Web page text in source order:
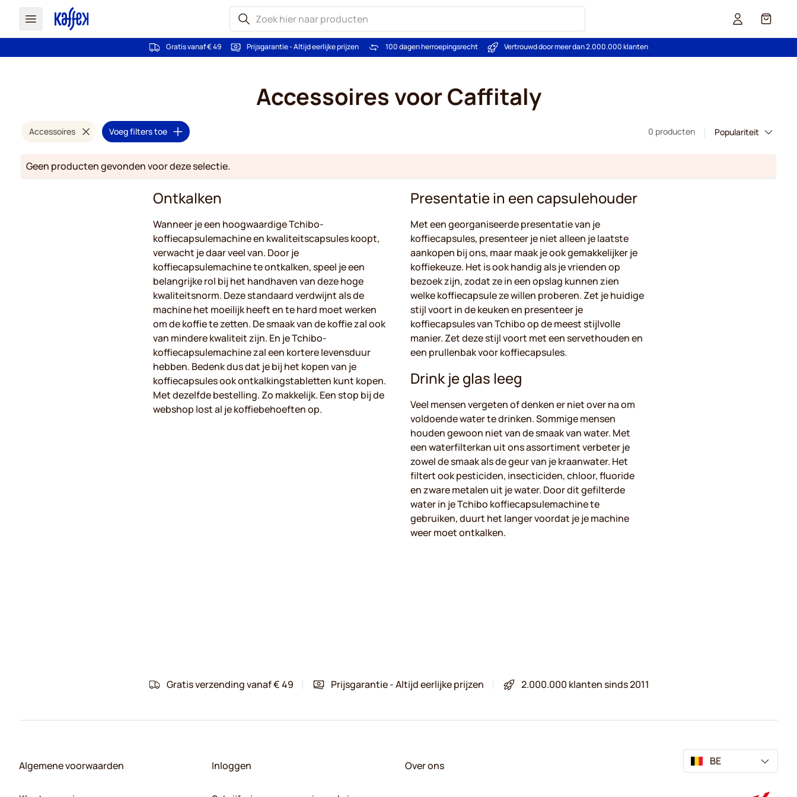
Cart
Gratis vanaf € 49 Prijsgarantie - Altijd eerlijke prijzen 100 dagen herroepingsrecht Vertrouwd door meer dan 2.000.000 klanten
Accessoires voor Caffitaly
Accessoires Voeg filters toe 0 producten
Geen producten gevonden voor deze selectie.
Ontkalken
Wanneer je een hoogwaardige Tchibo-
koffiecapsulemachine en kwaliteitscapsules koopt,
verwacht je daar veel van. Door je
koffiecapsulemachine te ontkalken, speel je een
belangrijke rol bij het handhaven van deze hoge
kwaliteitsnorm. Deze standaard verdwijnt als de
machine het moeilijk heeft en te hard moet werken
om de koffie te zetten. De smaak van de koffie zal ook
van mindere kwaliteit zijn. En je Tchibo-
koffiecapsulemachine zal een kortere levensduur
hebben. Bedenk dus dat je bij het kopen van je
koffiecapsules ook ontkalkingstabletten kunt kopen.
Met dezelfde bestelling. Zo makkelijk. Een stop bij de
webshop lost al je koffiebehoeften op.
Presentatie in een capsulehouder
Met een georganiseerde presentatie van je
koffiecapsules, presenteer je niet alleen je laatste
aankopen bij ons, maar maak je ook gemakkelijker je
koffiekeuze. Het is ook handig als je vrienden op
bezoek zijn, zodat ze in een opslag kunnen zien
welke koffiecapsule ze willen proberen. Zet je huidige
stijl voort in de keuken en presenteer je
koffiecapsules van Tchibo op de meest stijlvolle
manier. Zet deze stijl voort met een servethouden en
een prullenbak voor koffiecapsules.
Drink je glas leeg
Veel mensen vergeten of denken er niet over na om
voldoende water te drinken. Sommige mensen
houden gewoon niet van de smaak van water. Met
een waterfilterkan uit ons assortiment verbeter je
zowel de smaak als de geur van je kraanwater. Het
filtert ook pesticiden, insecticiden, chloor, fluoride
en zware metalen uit je water. Door dit gefilterde
water in je Tchibo koffiecapsulemachine te
gebruiken, duurt het langer voordat je je machine
weer moet ontkalken.
Gratis verzending vanaf € 49 Prijsgarantie - Altijd eerlijke prijzen 2.000.000 klanten sinds 2011
Algemene voorwaarden Inloggen Over ons BE